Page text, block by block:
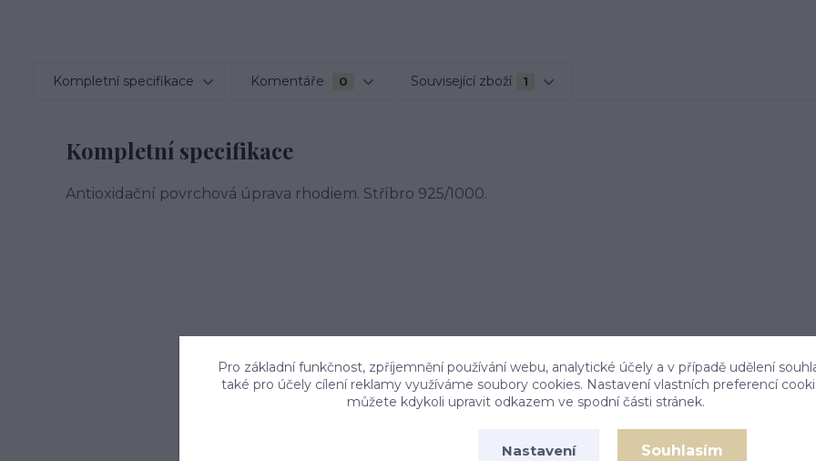
Kompletní specifikace Komentáře 0 Související zboží 1
Kompletní specifikace
Antioxidační povrchová úprava rhodiem. Stříbro 925/1000.
Pro základní funkčnost, zpříjemnění používání webu, analytické účely a v případě udělení
také pro účely cílení reklamy využíváme soubory cookies. Nastavení vlastních preferencí
můžete kdykoli upravit odkazem ve spodní části stránek.
Nastavení Souhlasím